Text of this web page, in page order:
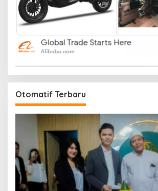
Otomatif Terbaru